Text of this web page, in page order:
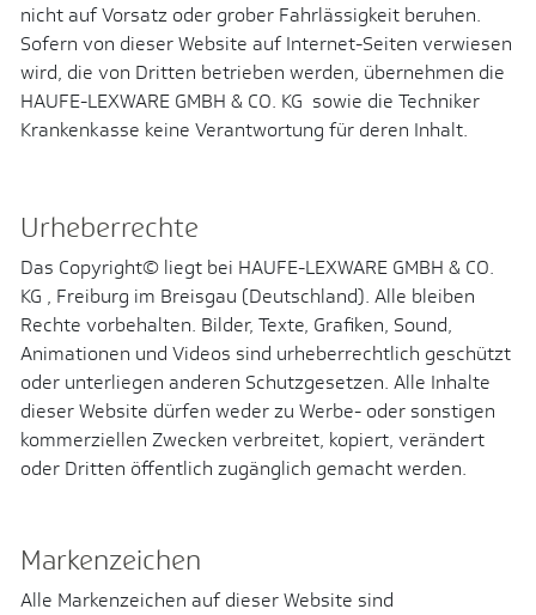
nicht auf Vorsatz oder grober Fahrlässigkeit beruhen.
Sofern von dieser Website auf Internet-Seiten verwiesen
wird, die von Dritten betrieben werden, übernehmen die
HAUFE-LEXWARE GMBH & CO. KG sowie die Techniker
Krankenkasse keine Verantwortung für deren Inhalt.
Urheberrechte
Das Copyright© liegt bei HAUFE-LEXWARE GMBH & CO.
KG , Freiburg im Breisgau (Deutschland). Alle bleiben
Rechte vorbehalten. Bilder, Texte, Grafiken, Sound,
Animationen und Videos sind urheberrechtlich geschützt
oder unterliegen anderen Schutzgesetzen. Alle Inhalte
dieser Website dürfen weder zu Werbe- oder sonstigen
kommerziellen Zwecken verbreitet, kopiert, verändert
oder Dritten öffentlich zugänglich gemacht werden.
Markenzeichen
Alle Markenzeichen auf dieser Website sind